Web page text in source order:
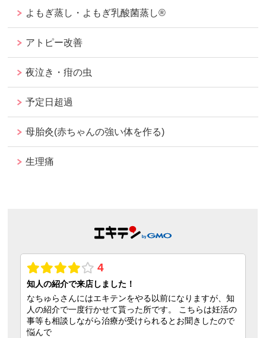
よもぎ蒸し・よもぎ乳酸菌蒸し®︎
アトピー改善
夜泣き・疳の虫
予定日超過
母胎灸(赤ちゃんの強い体を作る)
生理痛